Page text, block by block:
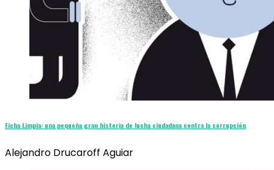
Ficha Limpia: una pequeña gran historia de lucha ciudadana contra la corrupción
Alejandro Drucaroff Aguiar